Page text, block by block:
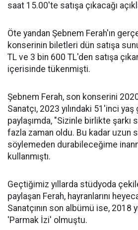
saat 15.00'te satışa çıkacağı
Öte yandan Şebnem Ferah'ın
konserinin biletleri dün satışa
TL ve 3 bin 600 TL'den satışa
içerisinde tükenmişti.
Şebnem Ferah, son konserini
Sanatçı, 2023 yılındaki 51'inci yaş
paylaşımda, "Sizinle birlikte şarkı
fazla zaman oldu. Bu kadar uzun
söylemeden durabileceğime
kullanmıştı.
Geçtiğimiz yıllarda stüdyoda
paylaşan Ferah, hayranlarını
Sanatçının son albümü ise, 2018
'Parmak İzi' olmuştu.